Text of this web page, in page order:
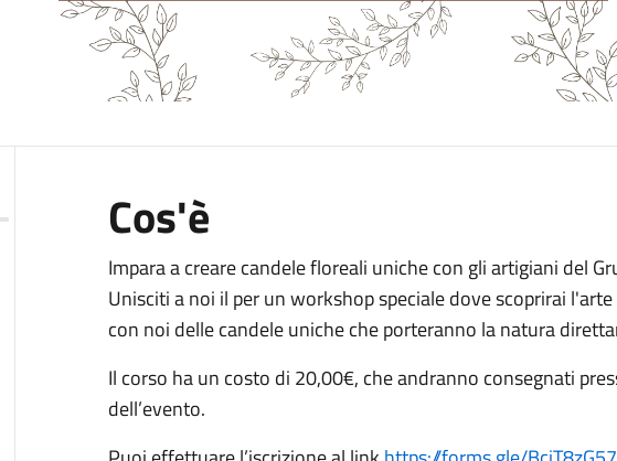
Cos'è
Impara a creare candele floreali uniche con gli artigiani del
Unisciti a noi il per un workshop speciale dove scoprirai
con noi delle candele uniche che porteranno la natura
Il corso ha un costo di 20,00€, che andranno consegnati
dell’evento.